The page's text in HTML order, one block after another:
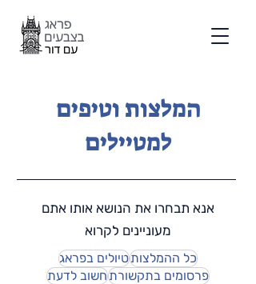
המלצות וטיפים
למטיילים
אנא תבחרו את הנושא אותו אתם
מעוניינים לקרוא
כל ההמלצותטיולים בפראג
פרסומים בתקשורתחשוב לדעת